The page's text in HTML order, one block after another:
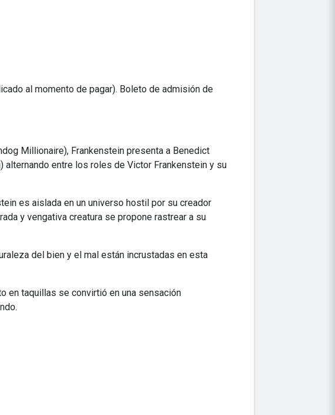
al momento de pagar). Boleto de admisión de
Millionaire), Frankenstein presenta a Benedict
alternando entre los roles de Victor Frankenstein y su
es aislada en un universo hostil por su creador
y vengativa creatura se propone rastrear a su
del bien y el mal están incrustadas en esta
en taquillas se convirtió en una sensación